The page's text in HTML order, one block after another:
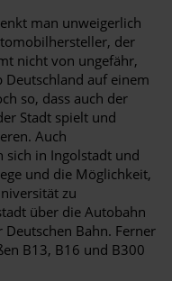
man unweigerlich
der
nicht von ungefähr,
auf einem
so, dass auch der
Stadt spielt und
Auch
in Ingolstadt und
und die Möglichkeit,
zu
über die Autobahn
Bahn. Ferner
B13, B16 und B300